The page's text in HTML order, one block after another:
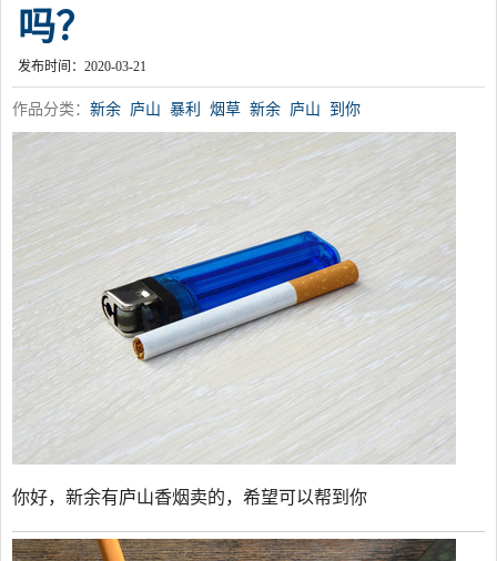
吗？
发布时间：2020-03-21
作品分类： 新余 庐山 暴利 烟草 新余 庐山 到你
你好，新余有庐山香烟卖的，希望可以帮到你